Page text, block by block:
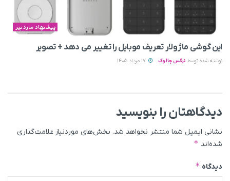
پیشنهاد سردبیر
این گوشی ماژولار تعریف موبایل را تغییر می‌ دهد + تصویر
نوشته شده توسط نرگس چالوک
دیدگاهتان را بنویسید
نشانی ایمیل شما منتشر نخواهد شد. بخش‌های موردنیاز علامت‌گذاری
شده‌اند *
دیدگاه *